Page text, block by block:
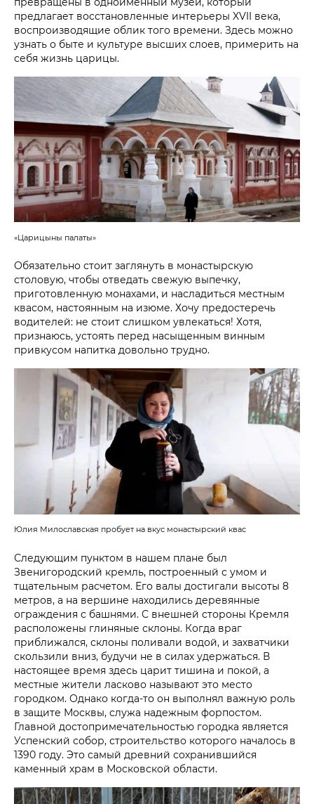
предлагает восстановленные интерьеры XVII века,
воспроизводящие облик того времени. Здесь можно
узнать о быте и культуре высших слоев, примерить на
себя жизнь царицы.
«Царицыны палаты»
Обязательно стоит заглянуть в монастырскую
столовую, чтобы отведать свежую выпечку,
приготовленную монахами, и насладиться местным
квасом, настоянным на изюме. Хочу предостеречь
водителей: не стоит слишком увлекаться! Хотя,
признаюсь, устоять перед насыщенным винным
привкусом напитка довольно трудно.
Юлия Милославская пробует на вкус монастырский квас
Следующим пунктом в нашем плане был
Звенигородский кремль, построенный с умом и
тщательным расчетом. Его валы достигали высоты 8
метров, а на вершине находились деревянные
ограждения с башнями. С внешней стороны Кремля
расположены глиняные склоны. Когда враг
приближался, склоны поливали водой, и захватчики
скользили вниз, будучи не в силах удержаться. В
настоящее время здесь царит тишина и покой, а
местные жители ласково называют это место
городком. Однако когда-то он выполнял важную роль
в защите Москвы, служа надежным форпостом.
Главной достопримечательностью городка является
Успенский собор, строительство которого началось в
1390 году. Это самый древний сохранившийся
каменный храм в Московской области.